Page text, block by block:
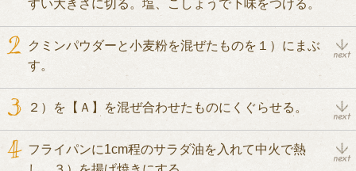
すい大きさに切る。塩、こしょうで下味をつける。
クミンパウダーと小麦粉を混ぜたものを１）にまぶ
す。
２）を【Ａ】を混ぜ合わせたものにくぐらせる。
フライパンに1cm程のサラダ油を入れて中火で熱